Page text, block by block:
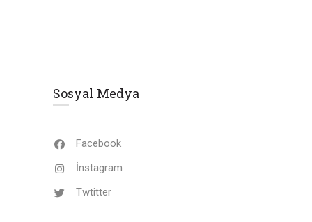
Sosyal Medya
Facebook
İnstagram
Twtitter